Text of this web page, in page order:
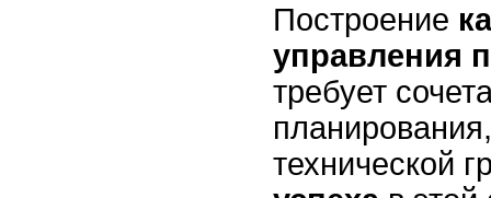
Построение
управления
требует
технической